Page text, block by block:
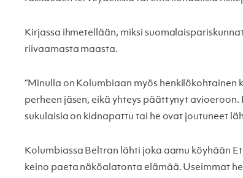
Kirjassa ihmetellään, miksi
riivaamasta maasta.
“Minulla on Kolumbiaan myös henkilökohtainen
perheen jäsen, eikä yhteys päättynyt
sukulaisia on kidnapattu tai he ovat joutuneet
Kolumbiassa Beltran lähti joka aamu köyhään
keino paeta näköalatonta elämää. Useimmat